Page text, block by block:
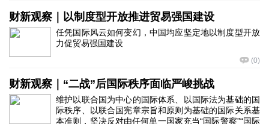
财新观察｜以制度型开放推进贸易强国建设
任凭国际风云如何变幻，中国均应坚定地以制度型开放
力促贸易强国建设
(0)
财新观察｜“二战”后国际秩序面临严峻挑战
维护以联合国为中心的国际体系、以国际法为基础的国
际秩序、以联合国宪章宗旨和原则为基础的国际关系基
本准则，坚决反对由任何单一国家充当“国际警察”“国际